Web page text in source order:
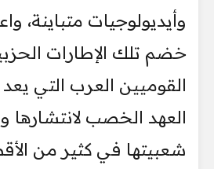
وأيديولوجيات متباينة،
خضم تلك الإطارات
العهد الخصب لانتشارها
شعبيتها في كثير من